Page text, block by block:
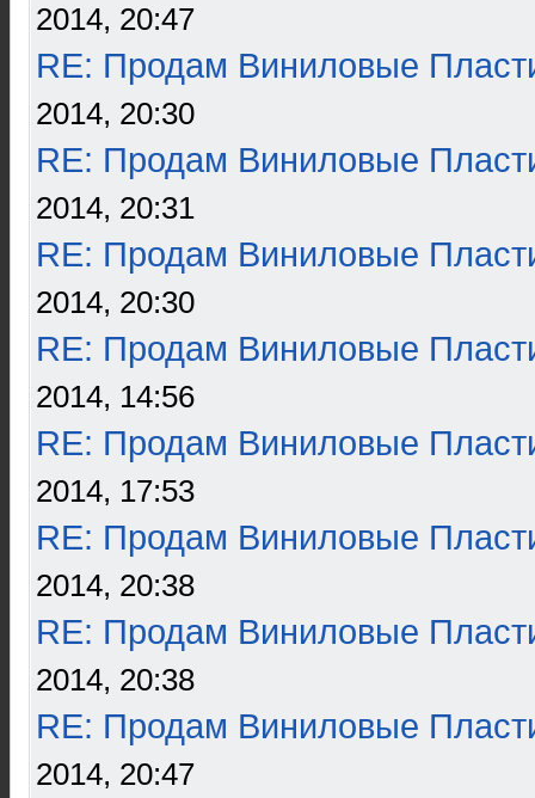
2014, 20:47
RE: Продам Виниловые
2014, 20:30
RE: Продам Виниловые
2014, 20:31
RE: Продам Виниловые
2014, 20:30
RE: Продам Виниловые
2014, 14:56
RE: Продам Виниловые
2014, 17:53
RE: Продам Виниловые
2014, 20:38
RE: Продам Виниловые
2014, 20:38
RE: Продам Виниловые
2014, 20:47